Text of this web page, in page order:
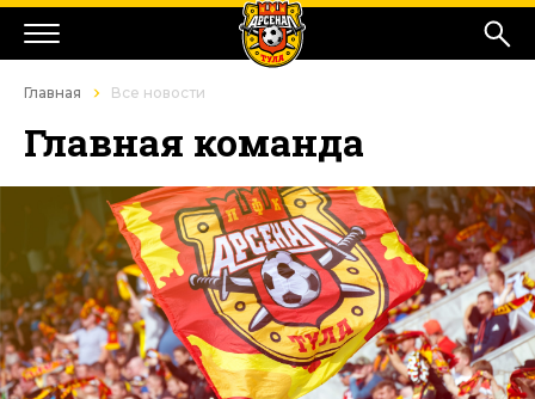
Главная Все новости
Главная команда